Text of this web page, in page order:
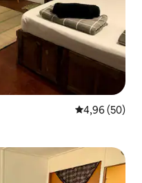
Gemiddelde
4,96 (50)